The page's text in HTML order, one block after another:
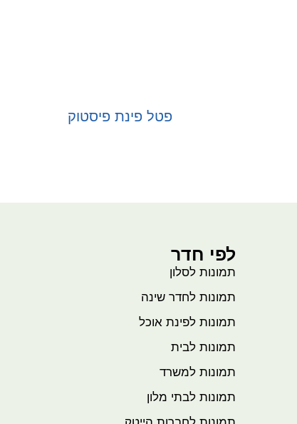
פטל פינת פיסטוק
לפי חדר
תמונות לסלון
תמונות לחדר שינה
תמונות לפינת אוכל
תמונות לבית
תמונות למשרד
תמונות לבתי מלון